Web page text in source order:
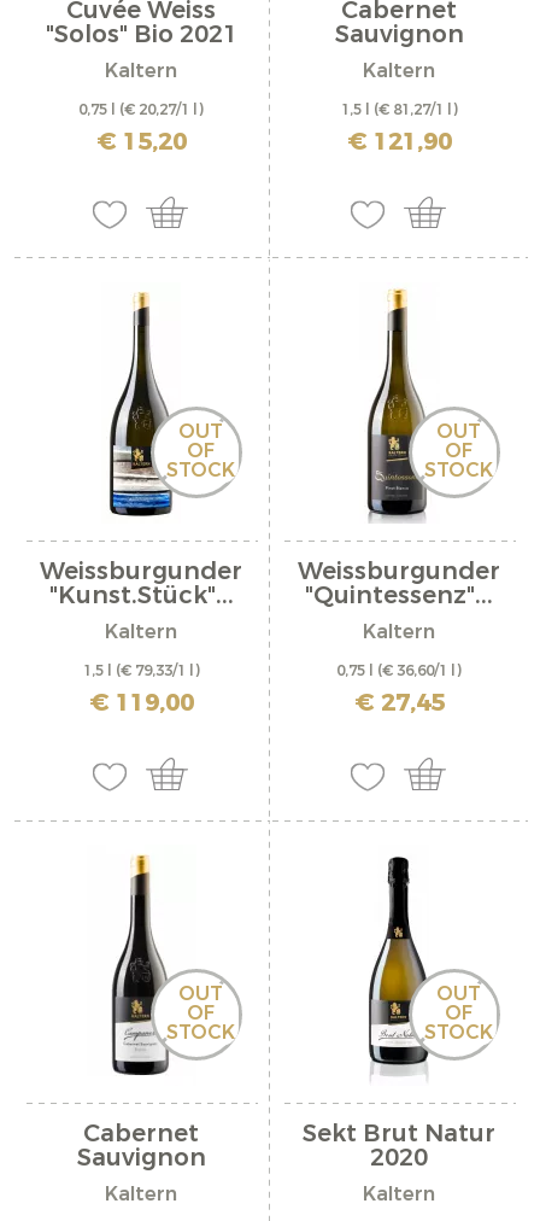
Cuvée Weiss
"Solos" Bio 2021
Kaltern
0,75 l (€ 20,27/1 l)
inkl. MwSt. zzgl. Versandkosten
€ 15,20
Cabernet
Sauvignon
Riserva...
Kaltern
1,5 l (€ 81,27/1 l)
inkl. MwSt. zzgl. Versandkosten
€ 121,90
OUT
OF
STOCK
Weissburgunder
"Kunst.Stück"...
Kaltern
1,5 l (€ 79,33/1 l)
inkl. MwSt. zzgl. Versandkosten
€ 119,00
OUT
OF
STOCK
Weissburgunder
"Quintessenz"...
Kaltern
0,75 l (€ 36,60/1 l)
inkl. MwSt. zzgl. Versandkosten
€ 27,45
OUT
OF
STOCK
Cabernet
Sauvignon
Riserva...
Kaltern
OUT
OF
STOCK
Sekt Brut Natur
2020
Kaltern